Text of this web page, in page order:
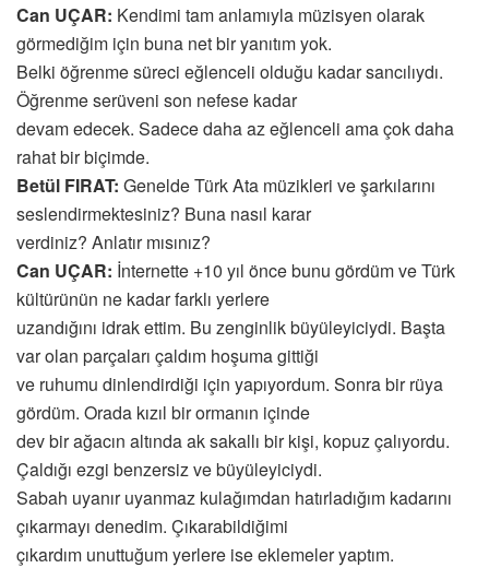
Can UÇAR: Kendimi tam anlamıyla müzisyen olarak
görmediğim için buna net bir yanıtım yok.
Belki öğrenme süreci eğlenceli olduğu kadar sancılıydı.
Öğrenme serüveni son nefese kadar
devam edecek. Sadece daha az eğlenceli ama çok daha
rahat bir biçimde.
Betül FIRAT: Genelde Türk Ata müzikleri ve şarkılarını
seslendirmektesiniz? Buna nasıl karar
verdiniz? Anlatır mısınız?
Can UÇAR: İnternette +10 yıl önce bunu gördüm ve Türk
kültürünün ne kadar farklı yerlere
uzandığını idrak ettim. Bu zenginlik büyüleyiciydi. Başta
var olan parçaları çaldım hoşuma gittiği
ve ruhumu dinlendirdiği için yapıyordum. Sonra bir rüya
gördüm. Orada kızıl bir ormanın içinde
dev bir ağacın altında ak sakallı bir kişi, kopuz çalıyordu.
Çaldığı ezgi benzersiz ve büyüleyiciydi.
Sabah uyanır uyanmaz kulağımdan hatırladığım kadarını
çıkarmayı denedim. Çıkarabildiğimi
çıkardım unuttuğum yerlere ise eklemeler yaptım.